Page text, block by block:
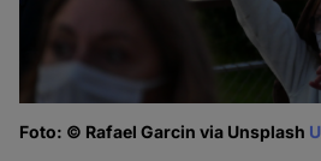
Foto: © Rafael Garcin via Unsplash